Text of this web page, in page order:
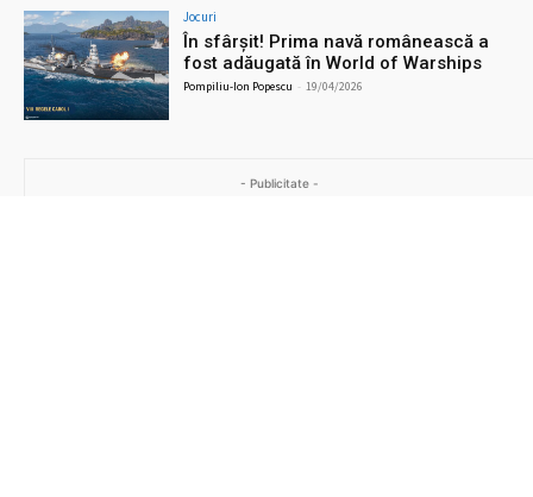
Jocuri
În sfârșit! Prima navă românească a
fost adăugată în World of Warships
Pompiliu-Ion Popescu - 19/04/2026
- Publicitate -